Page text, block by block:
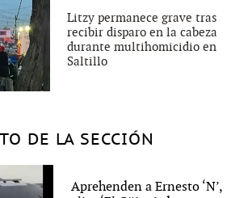
Litzy permanece grave tras
recibir disparo en la cabeza
durante multihomicidio en
Saltillo
DE LA SECCIÓN
Aprehenden a Ernesto ‘N’,